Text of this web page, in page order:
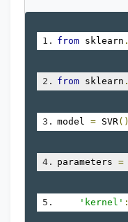
from sklearn .
from sklearn .
model = SVR()
parameters =
'kernel' :